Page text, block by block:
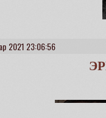
2021 23:06:56